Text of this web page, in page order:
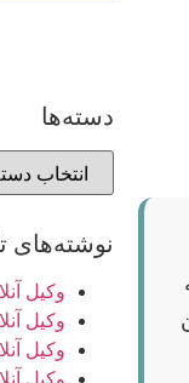
دسته‌ها
نوشته‌های
وکیل
وکیل
وکیل
وکیل